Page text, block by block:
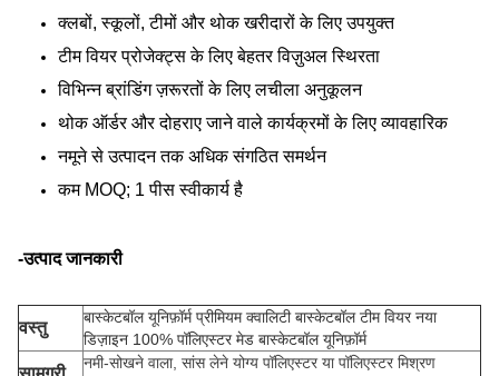
क्लबों, स्कूलों, टीमों और थोक खरीदारों के लिए उपयुक्त
टीम वियर प्रोजेक्ट्स के लिए बेहतर विज़ुअल स्थिरता
विभिन्न ब्रांडिंग ज़रूरतों के लिए लचीला अनुकूलन
थोक ऑर्डर और दोहराए जाने वाले कार्यक्रमों के लिए व्यावहारिक
नमूने से उत्पादन तक अधिक संगठित समर्थन
कम MOQ; 1 पीस स्वीकार्य है
-उत्पाद जानकारी
वस्तु
बास्केटबॉल यूनिफ़ॉर्म प्रीमियम क्वालिटी बास्केटबॉल टीम वियर नया
डिज़ाइन 100% पॉलिएस्टर मेड बास्केटबॉल यूनिफ़ॉर्म
नमी-सोखने वाला, सांस लेने योग्य पॉलिएस्टर या पॉलिएस्टर मिश्रण